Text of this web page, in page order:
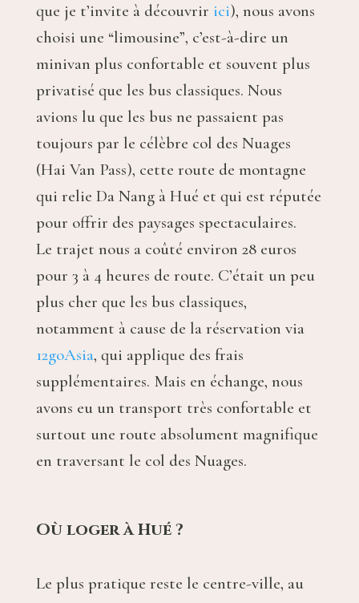
que je t’invite à découvrir ici), nous avons
choisi une “limousine”, c’est-à-dire un
minivan plus confortable et souvent plus
privatisé que les bus classiques. Nous
avions lu que les bus ne passaient pas
toujours par le célèbre col des Nuages
(Hai Van Pass), cette route de montagne
qui relie Da Nang à Hué et qui est réputée
pour offrir des paysages spectaculaires.
Le trajet nous a coûté environ 28 euros
pour 3 à 4 heures de route. C’était un peu
plus cher que les bus classiques,
notamment à cause de la réservation via
12goAsia, qui applique des frais
supplémentaires. Mais en échange, nous
avons eu un transport très confortable et
surtout une route absolument magnifique
en traversant le col des Nuages.
Où loger à Hué ?
Le plus pratique reste le centre-ville, au